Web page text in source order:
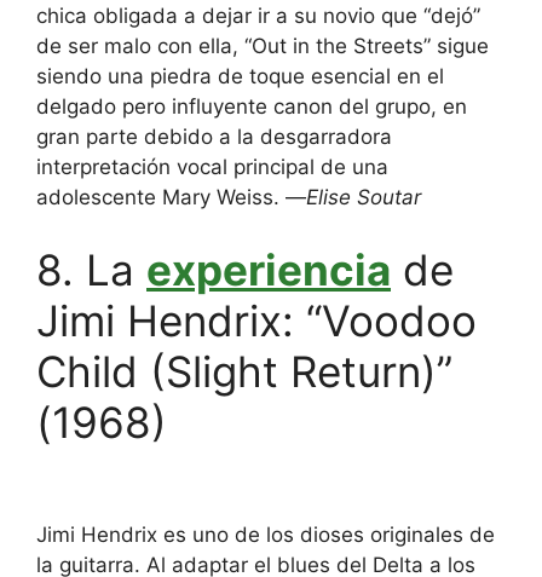
chica obligada a dejar ir a su novio que “dejó”
de ser malo con ella, “Out in the Streets” sigue
siendo una piedra de toque esencial en el
delgado pero influyente canon del grupo, en
gran parte debido a la desgarradora
interpretación vocal principal de una
adolescente Mary Weiss. —Elise Soutar
8. La experiencia de
Jimi Hendrix: “Voodoo
Child (Slight Return)”
(1968)
Jimi Hendrix es uno de los dioses originales de
la guitarra. Al adaptar el blues del Delta a los